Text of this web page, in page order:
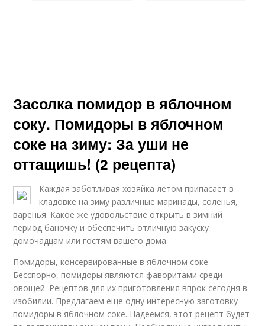
Засолка помидор в яблочном
соку. Помидоры в яблочном
соке на зиму: За уши не
оттащишь! (2 рецепта)
Каждая заботливая хозяйка летом припасает в
кладовке на зиму различные маринады, соленья,
варенья. Какое же удовольствие открыть в зимний
период баночку и обеспечить отличную закуску
домочадцам или гостям вашего дома.
Помидоры, консервированные в яблочном соке
Бесспорно, помидоры являются фаворитами среди
овощей. Рецептов для их приготовления впрок сегодня в
изобилии. Предлагаем еще одну интересную заготовку –
помидоры в яблочном соке. Надеемся, этот рецепт будет